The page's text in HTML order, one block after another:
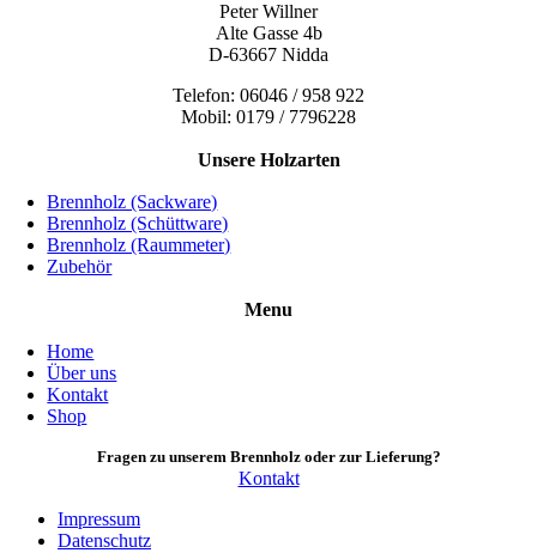
Peter Willner
Alte Gasse 4b
D-63667 Nidda
Telefon: 06046 / 958 922
Mobil: 0179 / 7796228
Unsere Holzarten
Brennholz (Sackware)
Brennholz (Schüttware)
Brennholz (Raummeter)
Zubehör
Menu
Home
Über uns
Kontakt
Shop
Fragen zu unserem Brennholz oder zur Lieferung?
Kontakt
Impressum
Datenschutz